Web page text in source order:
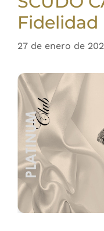
Fidelidad
27 de enero de